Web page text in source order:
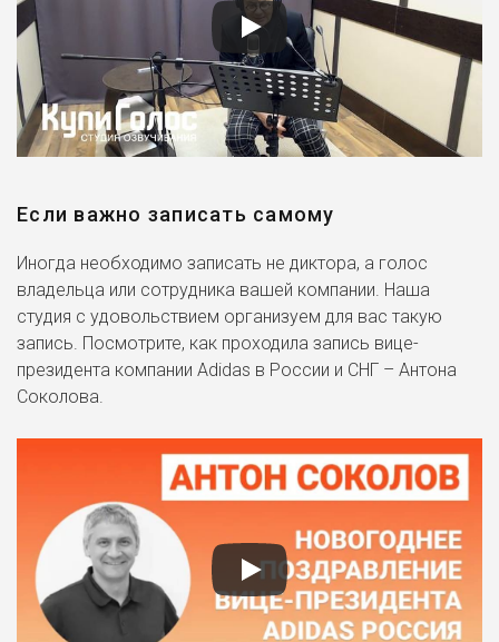
Если важно записать самому
Иногда необходимо записать не диктора, а голос
владельца или сотрудника вашей компании. Наша
студия с удовольствием организуем для вас такую
запись. Посмотрите, как проходила запись вице-
президента компании Adidas в России и СНГ – Антона
Соколова.